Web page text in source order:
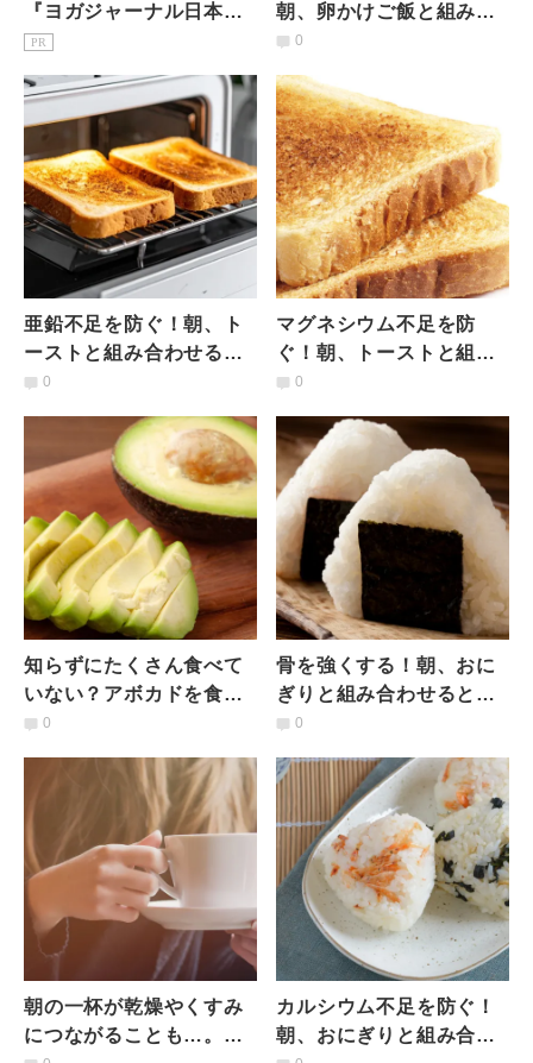
『ヨガジャーナル日本
版』予約購読のご案内
PR
朝、卵かけご飯と組み合
わせると良い食材とは？
0
亜鉛不足を防ぐ！朝、ト
ーストと組み合わせると
良い食材とは？管理栄養
0
マグネシウム不足を防
ぐ！朝、トーストと組み
合わせると良い食材と
0
知らずにたくさん食べて
いない？アボカドを食べ
ない方がいい人の特徴と
0
骨を強くする！朝、おに
ぎりと組み合わせると良
い食材とは？｜管理栄養
0
朝の一杯が乾燥やくすみ
につながることも…。老
カルシウム不足を防ぐ！
朝、おにぎりと組み合わ